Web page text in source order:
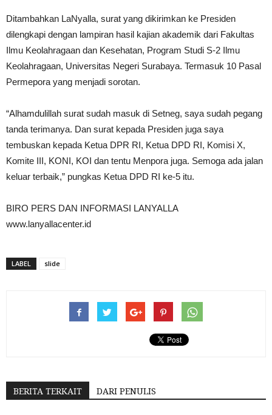
Ditambahkan LaNyalla, surat yang dikirimkan ke Presiden
dilengkapi dengan lampiran hasil kajian akademik dari Fakultas
Ilmu Keolahragaan dan Kesehatan, Program Studi S-2 Ilmu
Keolahragaan, Universitas Negeri Surabaya. Termasuk 10 Pasal
Permepora yang menjadi sorotan.
“Alhamdulillah surat sudah masuk di Setneg, saya sudah pegang
tanda terimanya. Dan surat kepada Presiden juga saya
tembuskan kepada Ketua DPR RI, Ketua DPD RI, Komisi X,
Komite III, KONI, KOI dan tentu Menpora juga. Semoga ada jalan
keluar terbaik,” pungkas Ketua DPD RI ke-5 itu.
BIRO PERS DAN INFORMASI LANYALLA
www.lanyallacenter.id
LABEL slide
BERITA TERKAIT DARI PENULIS